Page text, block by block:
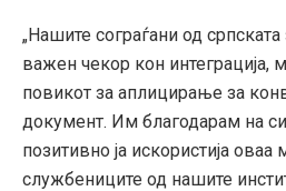
„Нашите сограѓани од
важен чекор кон интеграција,
повикот за аплицирање за
документ. Им благодарам на
позитивно ја искористија
службениците од нашите